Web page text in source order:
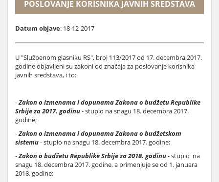
POSLOVANJE KORISNIKA JAVNIH SREDSTAVA
Datum objave: 18-12-2017
U "Službenom glasniku RS", broj 113/2017 od 17. decembra 2017.
godine objavljeni su zakoni od značaja za poslovanje korisnika
javnih sredstava, i to:
-Zakon o izmenama i dopunama Zakona o budžetu Republike
Srbije za 2017. godinu- stupio na snagu 18. decembra 2017.
godine;
-Zakon o izmenama i dopunama Zakona o budžetskom
sistemu- stupio na snagu 18. decembra 2017. godine;
-Zakon o budžetu Republike Srbije za 2018. godinu- stupio na
snagu 18. decembra 2017. godine, a primenjuje se od 1. januara
2018. godine;